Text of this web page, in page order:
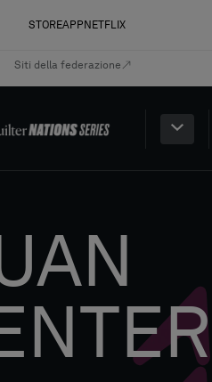
STOREAPP NETFLIX
Siti della federazione